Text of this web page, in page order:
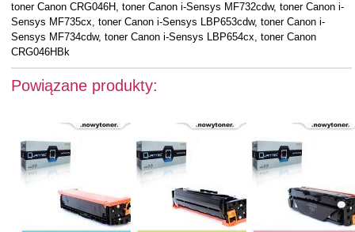
toner Canon CRG046H, toner Canon i-Sensys MF732cdw, toner Canon i-
Sensys MF735cx, toner Canon i-Sensys LBP653cdw, toner Canon i-
Sensys MF734cdw, toner Canon i-Sensys LBP654cx, toner Canon
CRG046HBk
Powiązane produkty: